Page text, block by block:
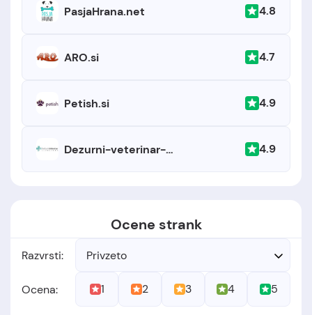
PasjaHrana.net 4.8
ARO.si 4.7
Petish.si 4.9
Dezurni-veterinar-ljubljana.si 4.9
Ocene strank
Razvrsti: Privzeto
Ocena: 1 2 3 4 5